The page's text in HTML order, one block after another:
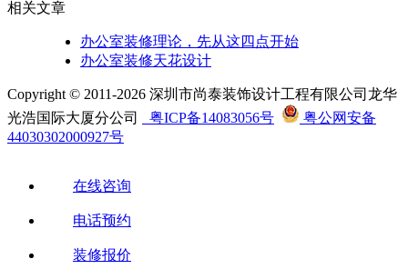
相关文章
办公室装修理论，先从这四点开始
办公室装修天花设计
Copyright © 2011-2026 深圳市尚泰装饰设计工程有限公司龙华
光浩国际大厦分公司
粤ICP备14083056号
粤公网安备
44030302000927号
在线咨询
电话预约
装修报价